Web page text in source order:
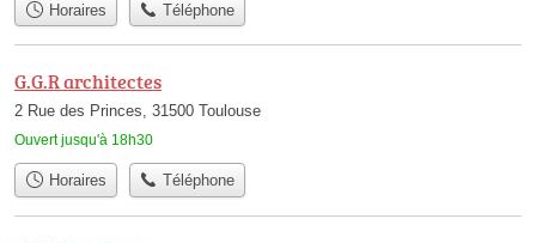
Horaires Téléphone
G.G.R architectes
2 Rue des Princes, 31500 Toulouse
Ouvert jusqu'à 18h30
Horaires Téléphone